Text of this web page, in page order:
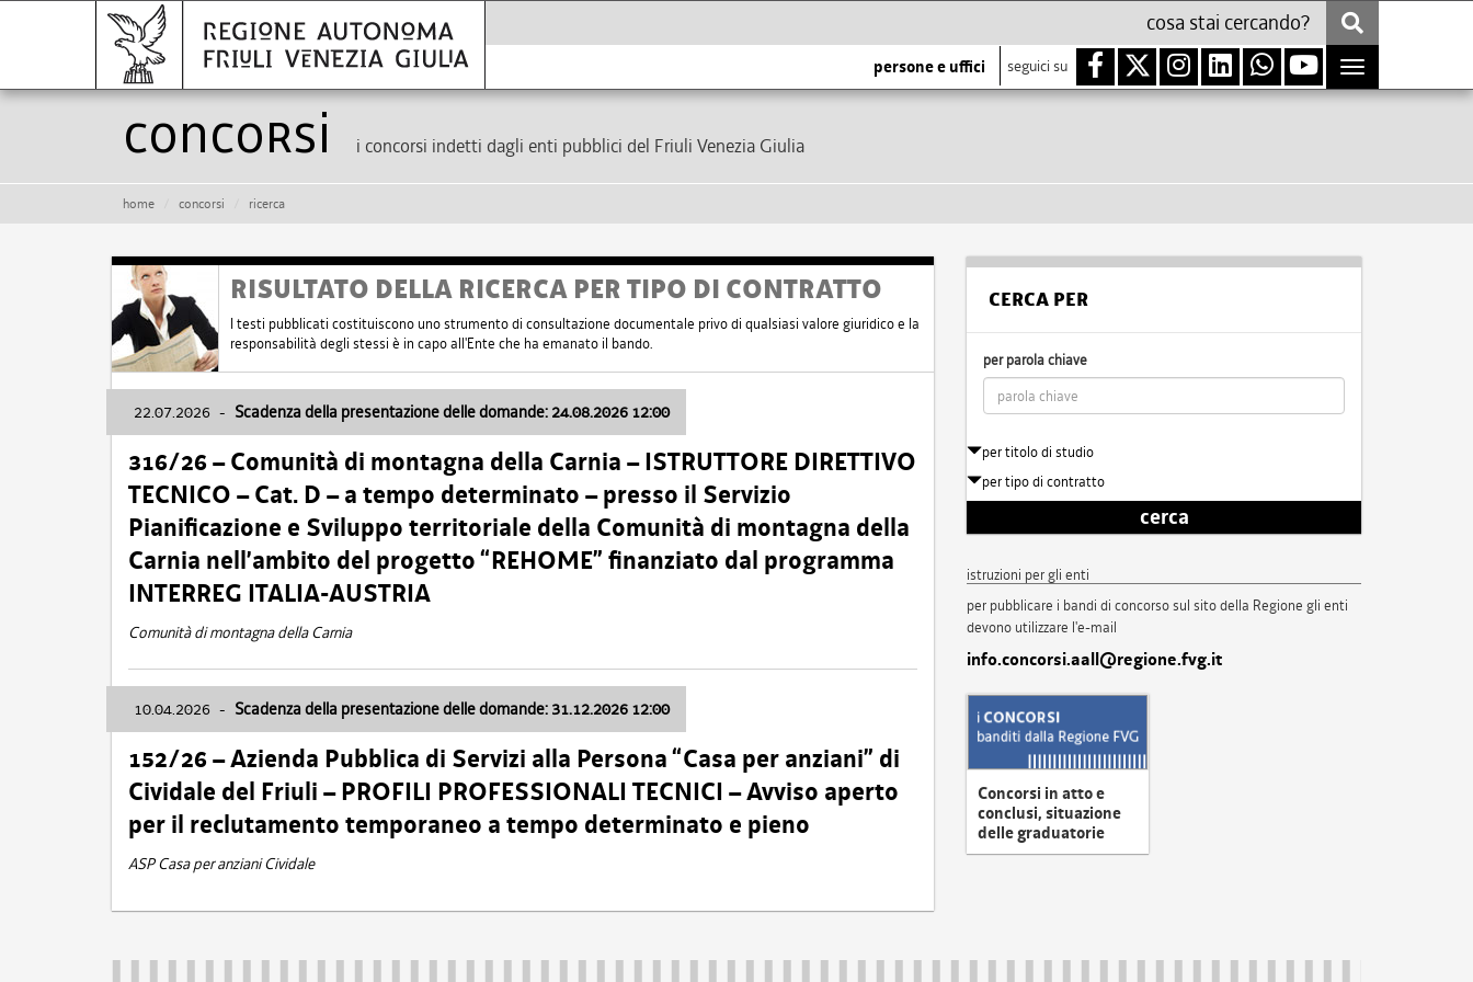
persone e uffici seguici su
Toggle
navigation
Concorsi i concorsi indetti dagli enti pubblici del Friuli Venezia Giulia
home concorsi ricerca
RISULTATO DELLA RICERCA PER TIPO DI CONTRATTO
I testi pubblicati costituiscono uno strumento di consultazione documentale privo di qualsiasi valore giuridico e la
responsabilità degli stessi è in capo all'Ente che ha emanato il bando.
22.07.2026 - Scadenza della presentazione delle domande: 24.08.2026 12:00
316/26 – Comunità di montagna della Carnia – ISTRUTTORE DIRETTIVO
TECNICO – Cat. D – a tempo determinato – presso il Servizio
Pianificazione e Sviluppo territoriale della Comunità di montagna della
Carnia nell’ambito del progetto “REHOME” finanziato dal programma
INTERREG ITALIA-AUSTRIA
Comunità di montagna della Carnia
10.04.2026 - Scadenza della presentazione delle domande: 31.12.2026 12:00
152/26 – Azienda Pubblica di Servizi alla Persona “Casa per anziani” di
Cividale del Friuli – PROFILI PROFESSIONALI TECNICI – Avviso aperto
per il reclutamento temporaneo a tempo determinato e pieno
ASP Casa per anziani Cividale
CERCA PER
per parola chiave
per titolo di studio
per tipo di contratto
cerca
istruzioni per gli enti
per pubblicare i bandi di concorso sul sito della Regione gli enti
devono utilizzare l'e-mail
info.concorsi.aall@regione.fvg.it
Concorsi in atto e
conclusi, situazione
delle graduatorie